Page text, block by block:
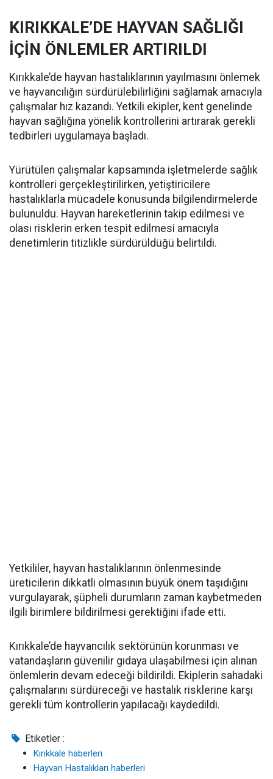
KIRIKKALE’DE HAYVAN SAĞLIĞI
İÇİN ÖNLEMLER ARTIRILDI
Kırıkkale’de hayvan hastalıklarının yayılmasını önlemek
ve hayvancılığın sürdürülebilirliğini sağlamak amacıyla
çalışmalar hız kazandı. Yetkili ekipler, kent genelinde
hayvan sağlığına yönelik kontrollerini artırarak gerekli
tedbirleri uygulamaya başladı.
Yürütülen çalışmalar kapsamında işletmelerde sağlık
kontrolleri gerçekleştirilirken, yetiştiricilere
hastalıklarla mücadele konusunda bilgilendirmelerde
bulunuldu. Hayvan hareketlerinin takip edilmesi ve
olası risklerin erken tespit edilmesi amacıyla
denetimlerin titizlikle sürdürüldüğü belirtildi.
Yetkililer, hayvan hastalıklarının önlenmesinde
üreticilerin dikkatli olmasının büyük önem taşıdığını
vurgulayarak, şüpheli durumların zaman kaybetmeden
ilgili birimlere bildirilmesi gerektiğini ifade etti.
Kırıkkale’de hayvancılık sektörünün korunması ve
vatandaşların güvenilir gıdaya ulaşabilmesi için alınan
önlemlerin devam edeceği bildirildi. Ekiplerin sahadaki
çalışmalarını sürdüreceği ve hastalık risklerine karşı
gerekli tüm kontrollerin yapılacağı kaydedildi.
Etiketler :
Kırıkkale haberleri
Hayvan Hastalıkları haberleri